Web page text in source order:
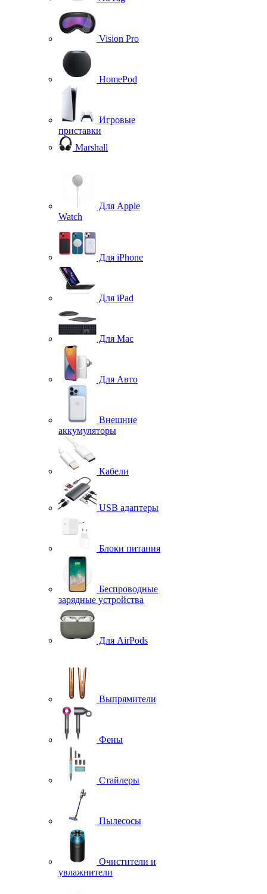
Vision Pro
HomePod
Игровые
приставки
Marshall
Для Apple
Watch
Для iPhone
Для iPad
Для Mac
Для Авто
Внешние
аккумуляторы
Кабели
USB адаптеры
Блоки питания
Беспроводные
зарядные устройства
Для AirPods
Выпрямители
Фены
Стайлеры
Пылесосы
Очистители и
увлажнители